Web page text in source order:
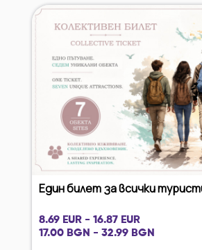
Един билет за всички
8.69 EUR - 16.87 EUR
17.00 BGN - 32.99 BGN